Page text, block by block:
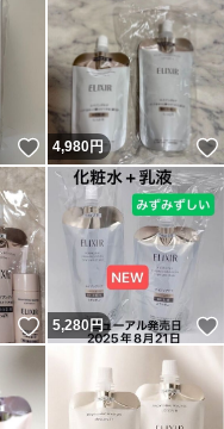
いいね！
4,980円
いいね！
5,280円